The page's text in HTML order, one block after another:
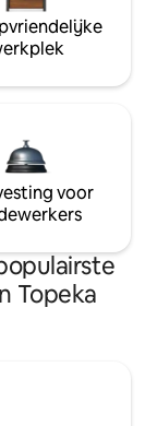
voor
Topeka